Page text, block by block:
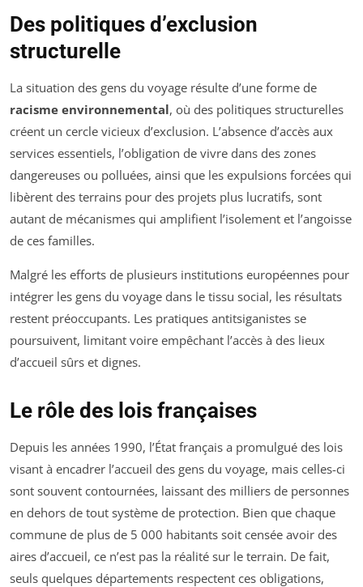
Des politiques d’exclusion
structurelle
La situation des gens du voyage résulte d’une forme de
racisme environnemental, où des politiques structurelles
créent un cercle vicieux d’exclusion. L’absence d’accès aux
services essentiels, l’obligation de vivre dans des zones
dangereuses ou polluées, ainsi que les expulsions forcées qui
libèrent des terrains pour des projets plus lucratifs, sont
autant de mécanismes qui amplifient l’isolement et l’angoisse
de ces familles.
Malgré les efforts de plusieurs institutions européennes pour
intégrer les gens du voyage dans le tissu social, les résultats
restent préoccupants. Les pratiques antitsiganistes se
poursuivent, limitant voire empêchant l’accès à des lieux
d’accueil sûrs et dignes.
Le rôle des lois françaises
Depuis les années 1990, l’État français a promulgué des lois
visant à encadrer l’accueil des gens du voyage, mais celles-ci
sont souvent contournées, laissant des milliers de personnes
en dehors de tout système de protection. Bien que chaque
commune de plus de 5 000 habitants soit censée avoir des
aires d’accueil, ce n’est pas la réalité sur le terrain. De fait,
seuls quelques départements respectent ces obligations,